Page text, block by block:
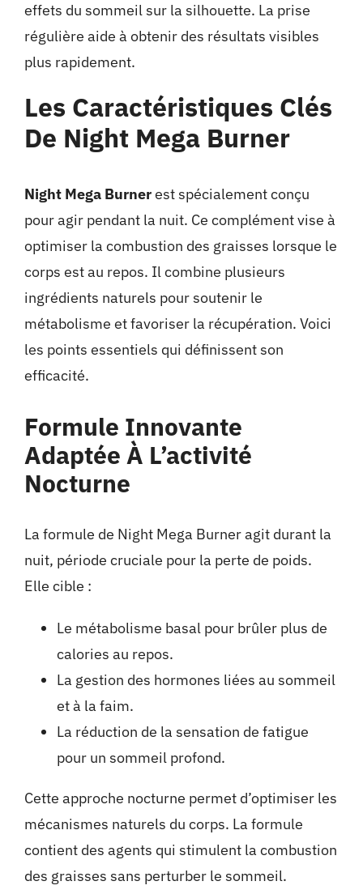
effets du sommeil sur la silhouette. La prise
régulière aide à obtenir des résultats visibles
plus rapidement.
Les Caractéristiques Clés
De Night Mega Burner
Night Mega Burnerest spécialement conçu
pour agir pendant la nuit. Ce complément vise à
optimiser la combustion des graisses lorsque le
corps est au repos. Il combine plusieurs
ingrédients naturels pour soutenir le
métabolisme et favoriser la récupération. Voici
les points essentiels qui définissent son
efficacité.
Formule Innovante
Adaptée À L’activité
Nocturne
La formule de Night Mega Burner agit durant la
nuit, période cruciale pour la perte de poids.
Elle cible :
Le métabolisme basal pour brûler plus de
calories au repos.
La gestion des hormones liées au sommeil
et à la faim.
La réduction de la sensation de fatigue
pour un sommeil profond.
Cette approche nocturne permet d’optimiser les
mécanismes naturels du corps. La formule
contient des agents qui stimulent la combustion
des graisses sans perturber le sommeil.